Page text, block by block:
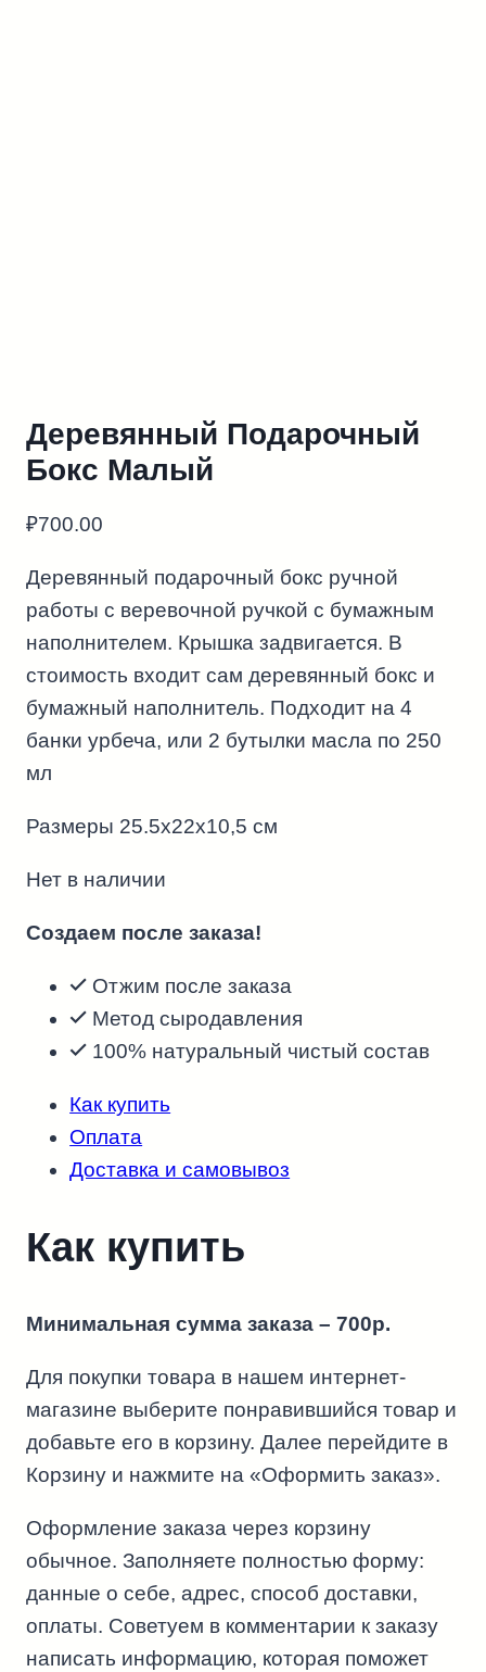
Деревянный Подарочный
Бокс Малый
₽700.00
Деревянный подарочный бокс ручной
работы с веревочной ручкой с бумажным
наполнителем. Крышка задвигается. В
стоимость входит сам деревянный бокс и
бумажный наполнитель. Подходит на 4
банки урбеча, или 2 бутылки масла по 250
мл
Размеры 25.5х22х10,5 см
Нет в наличии
Создаем после заказа!
Отжим после заказа
Метод сыродавления
100% натуральный чистый состав
Как купить
Оплата
Доставка и самовывоз
Как купить
Минимальная сумма заказа – 700р.
Для покупки товара в нашем интернет-
магазине выберите понравившийся товар и
добавьте его в корзину. Далее перейдите в
Корзину и нажмите на «Оформить заказ».
Оформление заказа через корзину
обычное. Заполняете полностью форму:
данные о себе, адрес, способ доставки,
оплаты. Советуем в комментарии к заказу
написать информацию, которая поможет